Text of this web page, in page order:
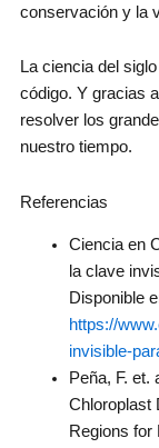
conservación y la
La ciencia del
código. Y gracias
resolver los
nuestro tiempo.
Referencias
Ciencia en
la clave
Disponible
https://
invisible-
Peña, F. et.
Chloroplast
Regions for